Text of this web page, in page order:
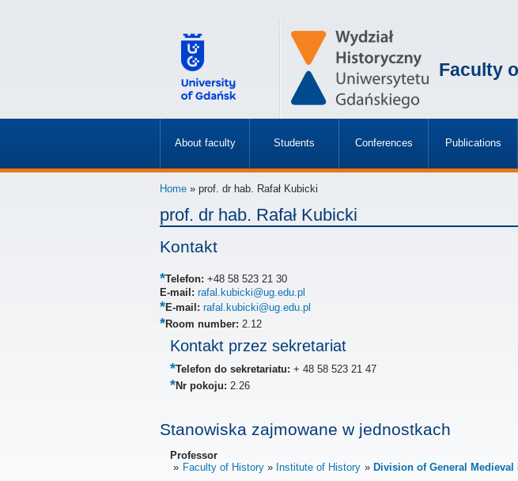
Faculty
About faculty
»
Students
»
Conferences
»
Publications
Home » prof. dr hab. Rafał Kubicki
prof. dr hab. Rafał Kubicki
Kontakt
Telefon: +48 58 523 21 30
E-mail: rafal.kubicki@ug.edu.pl
E-mail: rafal.kubicki@ug.edu.pl
Room number: 2.12
Kontakt przez sekretariat
Telefon do sekretariatu: + 48 58 523 21 47
Nr pokoju: 2.26
Stanowiska zajmowane w jednostkach
Professor
Faculty of History
Institute of History Division of General Medieval